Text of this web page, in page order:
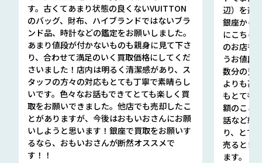
す。古くてあまり状態の良くないVUITTON
のバッグ、財布、ハイブランドではないブラ
ンド品、時計などの鑑定をお願いしました。
あまり値段が付かないものも親身に見て下さ
り、合わせて満足のいく買取価格にしてくだ
さいました！店内は明るく清潔感があり、ス
タッフの方々の対応もとても丁寧で素晴らし
いです。色々なお話もできてとても楽しく買
取をお願いできました。他店でも売却したこ
とがありますが、今後はおもいおさんにお願
いしようと思います！銀座で買取をお願いす
るなら、おもいおさんが断然オススメで
す！！
辺）を選
銀座から
にこちら
のお店も
うお値段
数分の査
よりも高
もとても
額のこと
話など細
り、とて
売るとき
ます。